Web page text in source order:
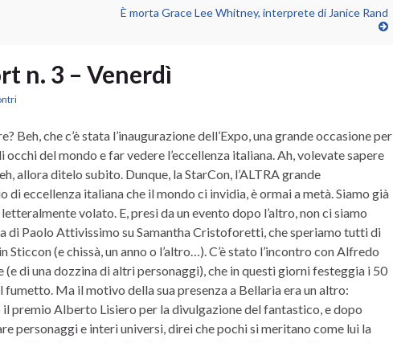
È morta Grace Lee Whitney, interprete di Janice Rand
n. 3 – Venerdì
Beh, che c’è stata l’inaugurazione dell’Expo, una grande occasione per
del mondo e far vedere l’eccellenza italiana. Ah, volevate sapere
allora ditelo subito. Dunque, la StarCon, l’ALTRA grande
di eccellenza italiana che il mondo ci invidia, è ormai a metà. Siamo già
volato. E, presi da un evento dopo l’altro, non ci siamo
di Paolo Attivissimo su Samantha Cristoforetti, che speriamo tutti di
Sticcon (e chissà, un anno o l’altro…). C’è stato l’incontro con Alfredo
di una dozzina di altri personaggi), che in questi giorni festeggia i 50
Ma il motivo della sua presenza a Bellaria era un altro:
il premio Alberto Lisiero per la divulgazione del fantastico, e dopo
personaggi e interi universi, direi che pochi si meritano come lui la